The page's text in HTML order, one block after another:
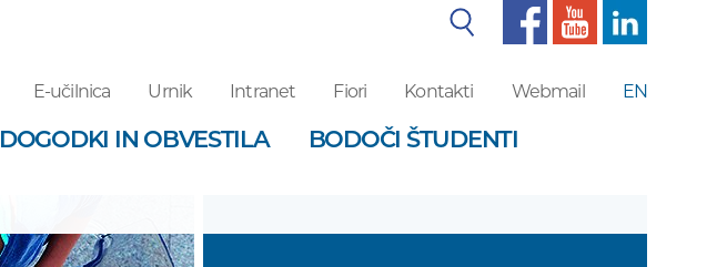
Iskalnik
E-učilnica Urnik Intranet Fiori Kontakti Webmail EN
DOGODKI IN OBVESTILA
BODOČI ŠTUDENTI